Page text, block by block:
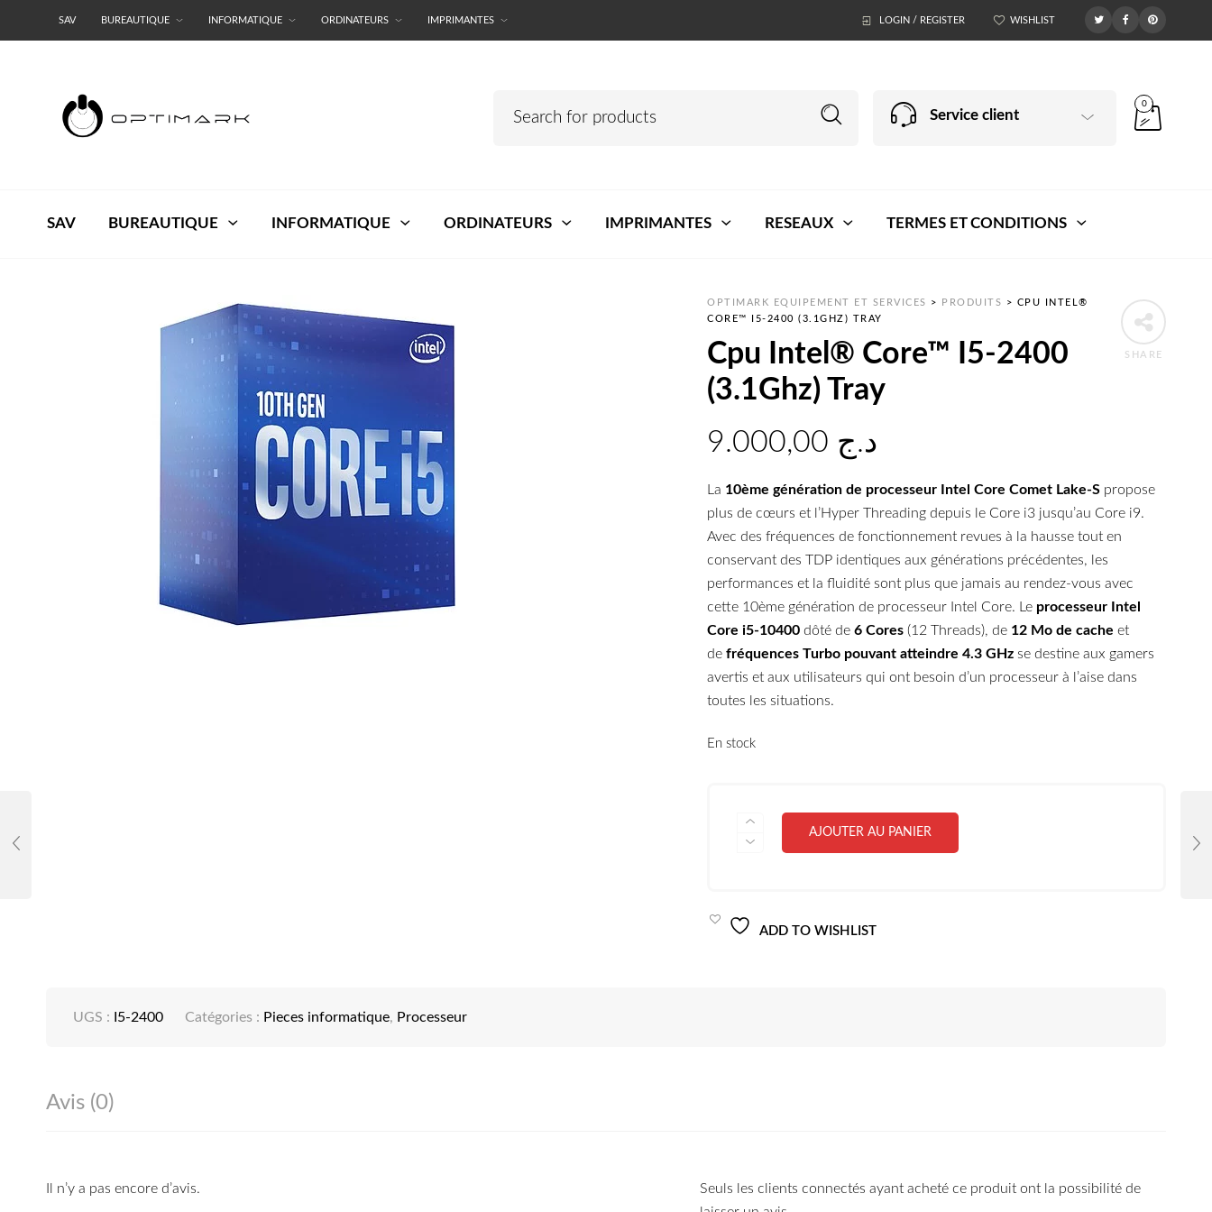
SAV BUREAUTIQUE INFORMATIQUE ORDINATEURS IMPRIMANTES LOGIN / REGISTER WISHLIST
Service client
0
SAV BUREAUTIQUE INFORMATIQUE ORDINATEURS IMPRIMANTES RESEAUX TERMES ET CONDITIONS
SHARE
OPTIMARK EQUIPEMENT ET SERVICES > PRODUITS > CPU INTEL®
CORE™ I5-2400 (3.1GHZ) TRAY
Cpu Intel® Core™ I5-2400
(3.1Ghz) Tray
د.ج
La 10ème génération de processeur Intel Core Comet Lake-S propose
plus de cœurs et l’Hyper Threading depuis le Core i3 jusqu’au Core i9.
Avec des fréquences de fonctionnement revues à la hausse tout en
conservant des TDP identiques aux générations précédentes, les
performances et la fluidité sont plus que jamais au rendez-vous avec
cette 10ème génération de processeur Intel Core. Le processeur Intel
Core i5-10400 dôté de6 Cores (12 Threads), de 12 Mo de cache et
defréquences Turbo pouvant atteindre 4.3 GHz se destine aux gamers
avertis et aux utilisateurs qui ont besoin d’un processeur à l’aise dans
toutes les situations.
En stock
QUANTITÉ
2400
(3.1GHZ)
AJOUTER AU PANIER
ADD TO WISHLIST
UGS : I5-2400 Catégories : Pieces informatique, Processeur
Avis (0)
Il n’y a pas encore d’avis.
Seuls les clients connectés ayant acheté ce produit ont la possibilité de